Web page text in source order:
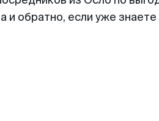
и обратно, если уже